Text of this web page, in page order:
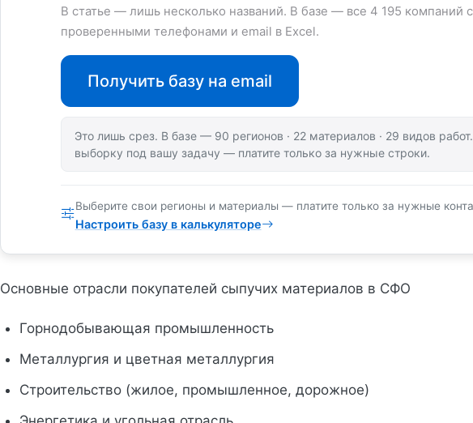
В статье — лишь несколько названий. В базе — все 4 195 компаний с
проверенными телефонами и email в Excel.
Получить базу на email
Это лишь срез. В базе — 90 регионов · 22 материалов · 29 видов
выборку под вашу задачу — платите только за нужные строки.
Выберите свои регионы и материалы — платите только за нужные
Настроить базу в калькуляторе
Основные отрасли покупателей сыпучих материалов в СФО
Горнодобывающая промышленность
Металлургия и цветная металлургия
Строительство (жилое, промышленное, дорожное)